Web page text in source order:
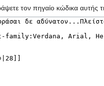
τον πηγαίο κώδικα αυτής